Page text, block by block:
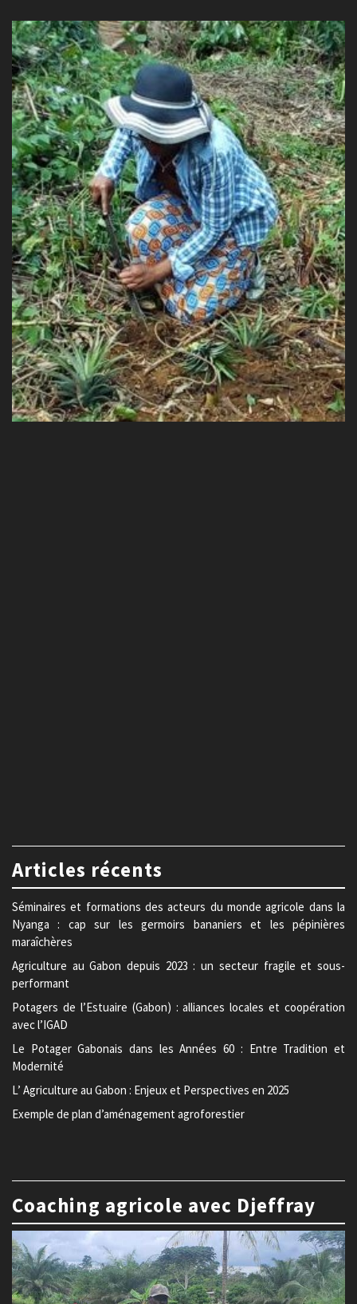
Articles récents
Séminaires et formations des acteurs du monde agricole dans la
Nyanga : cap sur les germoirs bananiers et les pépinières
maraîchères
Agriculture au Gabon depuis 2023 : un secteur fragile et sous-
performant
Potagers de l’Estuaire (Gabon) : alliances locales et coopération
avec l’IGAD
Le Potager Gabonais dans les Années 60 : Entre Tradition et
Modernité
L’ Agriculture au Gabon : Enjeux et Perspectives en 2025
Exemple de plan d’aménagement agroforestier
Coaching agricole avec Djeffray